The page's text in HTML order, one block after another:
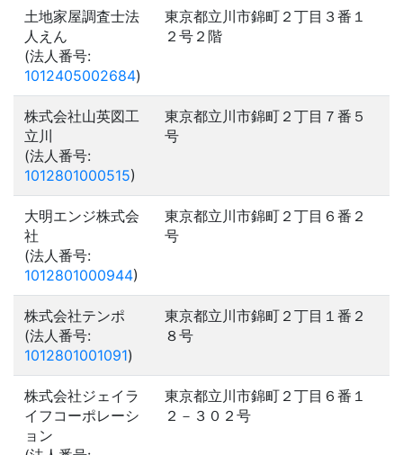
土地家屋調査士法
人えん
(法人番号:
1012405002684)
東京都立川市錦町２丁目３番１
２号２階
株式会社山英図工
立川
(法人番号:
1012801000515)
東京都立川市錦町２丁目７番５
号
大明エンジ株式会
社
(法人番号:
1012801000944)
東京都立川市錦町２丁目６番２
号
株式会社テンポ
(法人番号:
1012801001091)
東京都立川市錦町２丁目１番２
８号
株式会社ジェイラ
イフコーポレーシ
ョン
東京都立川市錦町２丁目６番１
２－３０２号